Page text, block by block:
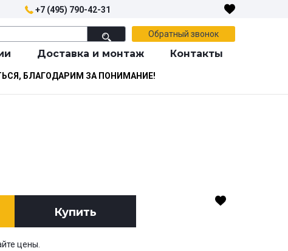
+7 (495) 790-42-31
Обратный звонок
Доставка и монтаж Контакты
БЛАГОДАРИМ ЗА ПОНИМАНИЕ!
Купить
цены.